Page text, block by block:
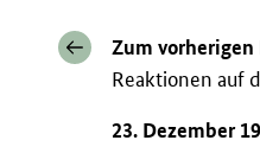
Zum
Reaktionen auf
23. Dezember